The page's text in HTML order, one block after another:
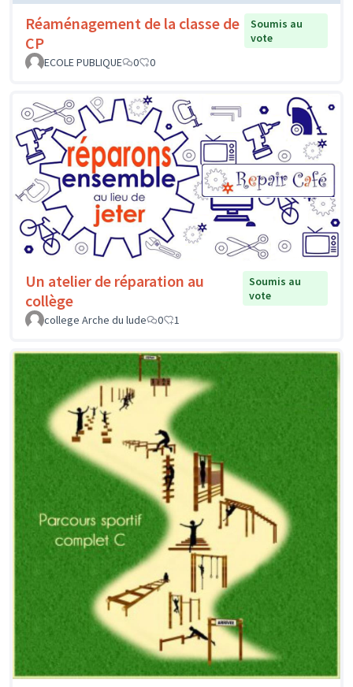
Réaménagement de la classe de
CP
Soumis au
vote
ECOLE PUBLIQUE
0 0
Un atelier de réparation au
collège
Soumis au
vote
college Arche du lude
0 1